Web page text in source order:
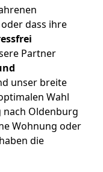
dass ihre
Partner
unser breite
Wahl
Oldenburg
Wohnung oder
die